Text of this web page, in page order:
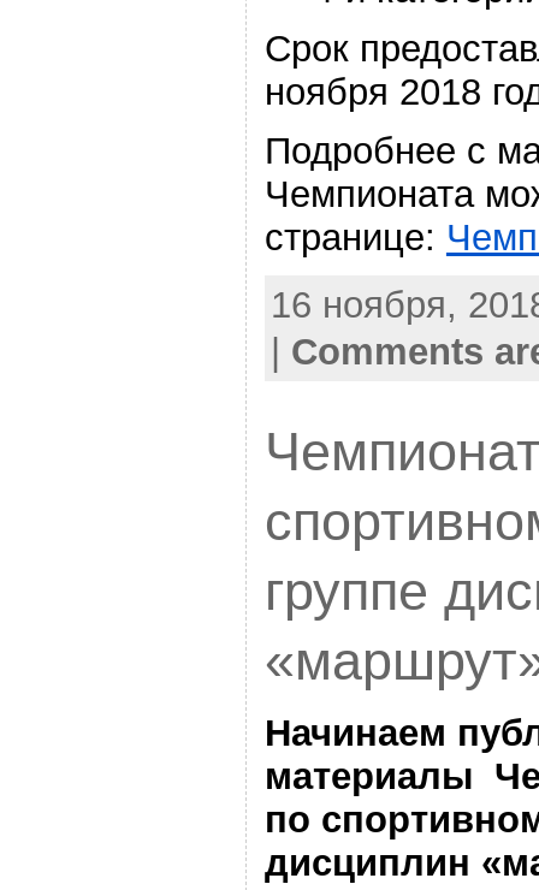
Срок
ноября 2018
Подробнее с
Чемпионата
странице:
16 ноября,
| Comments
группе
Начинаем
материалы
по
дисциплин